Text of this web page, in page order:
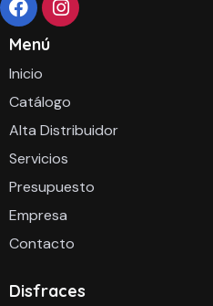
Menú
Inicio
Catálogo
Alta Distribuidor
Servicios
Presupuesto
Empresa
Contacto
Disfraces